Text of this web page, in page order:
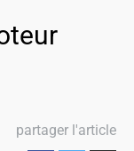
partager l'article